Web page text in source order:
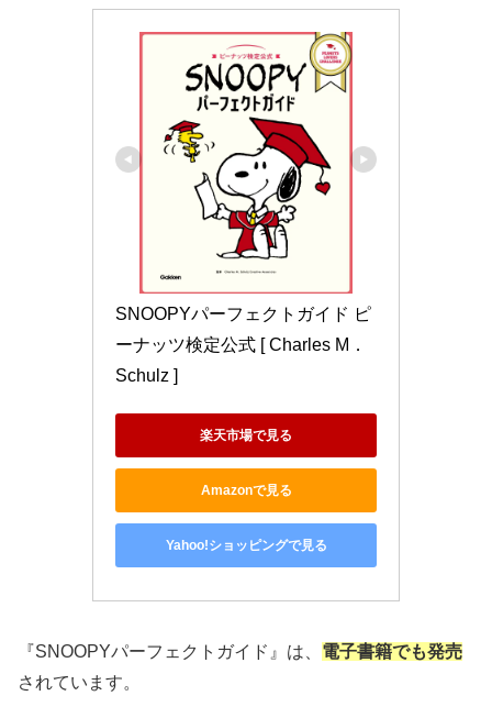
SNOOPYパーフェクトガイド ピ
ーナッツ検定公式 [ Charles M．
Schulz ]
楽天市場で見る
Amazonで見る
Yahoo!ショッピングで見る
『SNOOPYパーフェクトガイド』は、 電子書籍でも発売
されています。